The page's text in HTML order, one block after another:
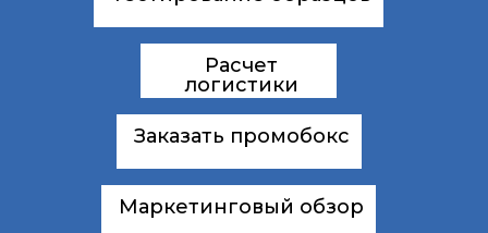
Расчет
логистики
Заказать промобокс
Маркетинговый обзор